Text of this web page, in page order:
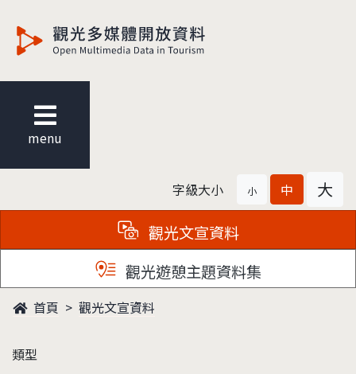
menu
字級大小 小 中 大
觀光文宣資料
觀光遊憩主題資料集
首頁 觀光文宣資料
類型